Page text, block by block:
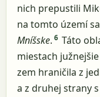
nich prepustili
na tomto území
Mníšske. 6 Táto
miestach
zem hraničila z
a z druhej strany